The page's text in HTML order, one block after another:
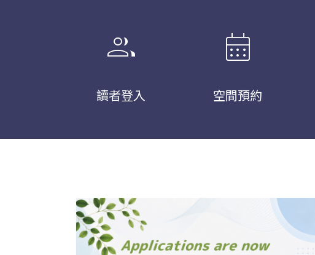
group
讀者登入
calendar_month
空間預約